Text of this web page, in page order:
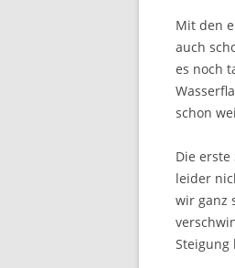
Mit den
auch
es noch
schon
Die
leider
wir ganz
Steigung